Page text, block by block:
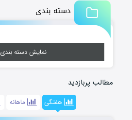
دسته بندی
نمایش دسته بندی
مطالب پربازدید
هفتگی ماهانه